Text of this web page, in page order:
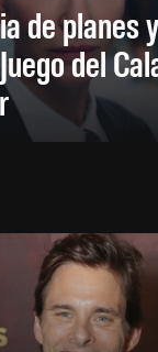
de planes
del